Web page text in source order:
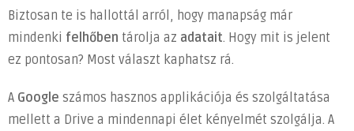
helyett
ma
már
felhő
a
Biztosan te is hallottál arról, hogy manapság már
mindenki felhőben tárolja az adatait. Hogy mit is jelent
ez pontosan? Most választ kaphatsz rá.
A Google számos hasznos applikációja és szolgáltatása
mellett a Drive a mindennapi élet kényelmét szolgálja. A